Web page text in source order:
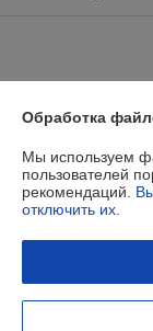
Юридическое лицо:
г. Минск,
Регистрационный
Регистрационный
Обработка
Мы используем
пользователей
рекомендаций.
отключить их.